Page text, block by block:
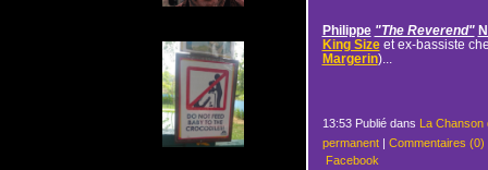
Philippe "The Reverend"
King Sizeet ex-bassiste
Margerin)...
13:53 Publié dans La Chanson
permanent| Commentaires (0)
Facebook